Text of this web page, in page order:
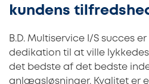
kundens
B.D. Multiservice I/S succes
dedikation til at ville
det bedste af det bedste
anlægsløsninger. Kvalitet er